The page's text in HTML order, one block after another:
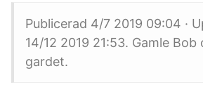
Publicerad 4/7 2019 09:04 ·
14/12 2019 21:53. Gamle
gardet.